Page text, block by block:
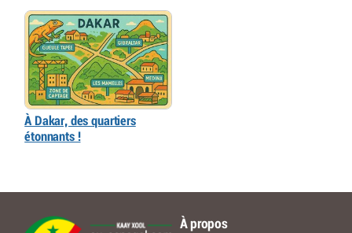
À Dakar, des quartiers
étonnants !
À propos